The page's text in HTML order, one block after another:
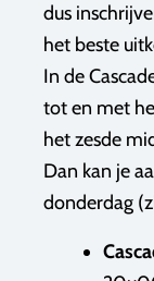
dus
het beste
In de
tot en met
het zesde
Dan kan je
donderdag